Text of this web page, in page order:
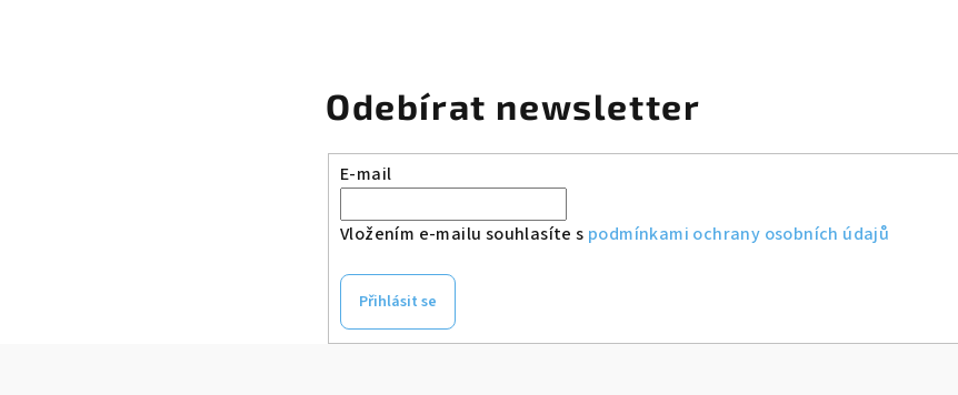
Odebírat newsletter
E-mail
Vložením e-mailu souhlasíte s podmínkami ochrany osobních údajů
Přihlásit se